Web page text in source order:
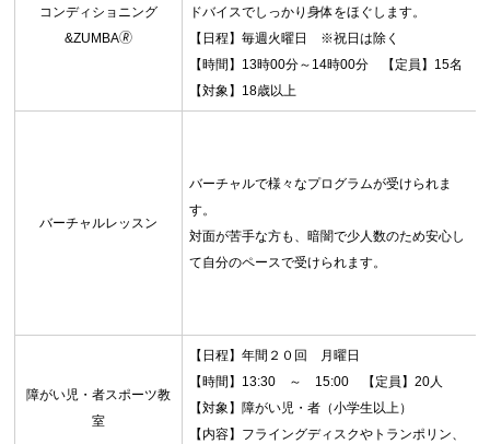
コンディショニング
&ZUMBA🄬
ドバイスでしっかり身体をほぐします。
【日程】毎週火曜日 ※祝日は除く
【時間】13時00分～14時00分 【定員】15名
【対象】18歳以上
バーチャルレッスン
バーチャルで様々なプログラムが受けられま
す。
対面が苦手な方も、暗闇で少人数のため安心し
て自分のペースで受けられます。
障がい児・者スポーツ教
室
【日程】年間２０回 月曜日
【時間】13:30 ～ 15:00 【定員】20人
【対象】障がい児・者（小学生以上）
【内容】フライングディスクやトランポリン、